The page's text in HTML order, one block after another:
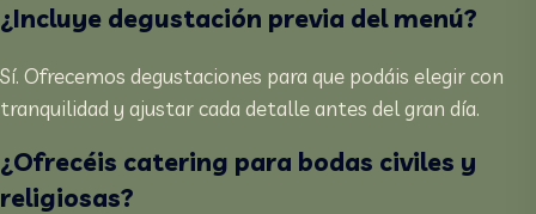
¿Incluye degustación previa del menú?
Sí. Ofrecemos degustaciones para que podáis elegir con
tranquilidad y ajustar cada detalle antes del gran día.
¿Ofrecéis catering para bodas civiles y
religiosas?